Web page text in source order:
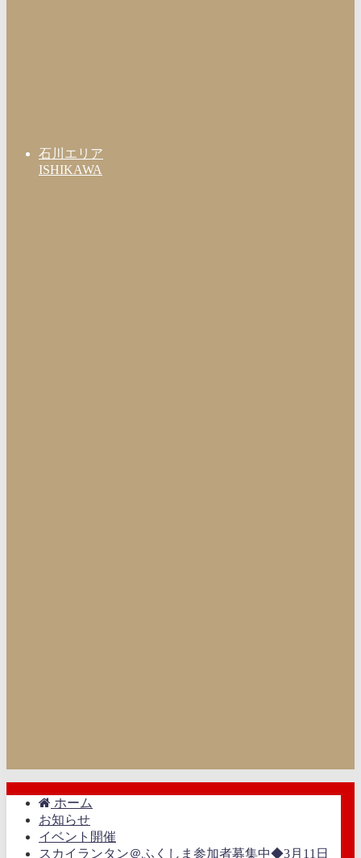
石川エリア
ISHIKAWA
ホーム
お知らせ
イベント開催
スカイランタン＠ふくしま参加者募集中◆3月11日